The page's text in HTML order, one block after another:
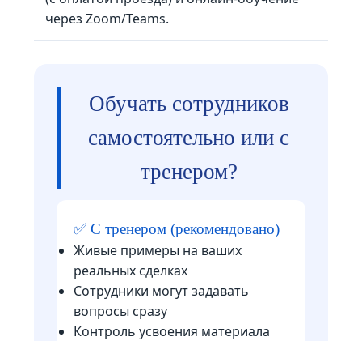
через Zoom/Teams.
Обучать сотрудников
самостоятельно или с
тренером?
✅ С тренером (рекомендовано)
Живые примеры на ваших
реальных сделках
Сотрудники могут задавать
вопросы сразу
Контроль усвоения материала